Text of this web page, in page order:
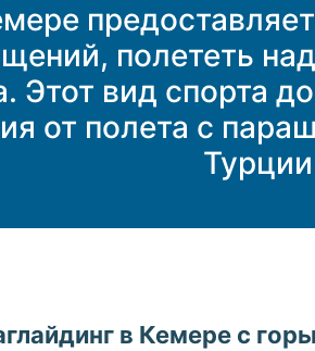
полететь
Этот вид спорта
от полета с
в Кемере с